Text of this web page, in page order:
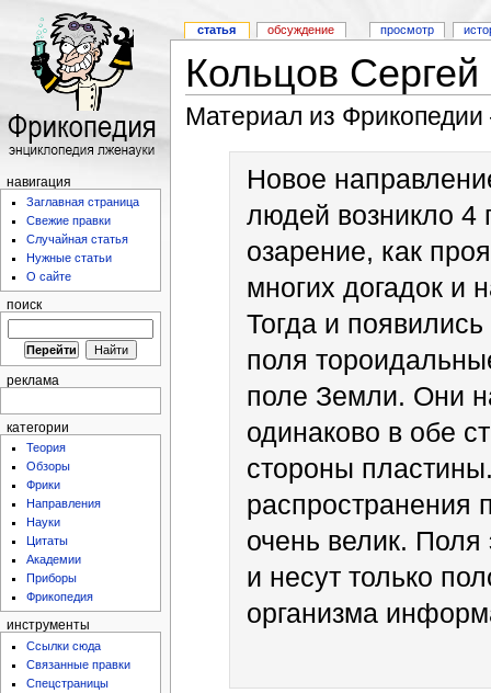
статья обсуждение просмотр
навигация
Заглавная страница
Свежие правки
Случайная статья
Нужные статьи
О сайте
поиск
реклама
категории
Теория
Обзоры
Фрики
Направления
Науки
Цитаты
Академии
Приборы
Фрикопедия
инструменты
Ссылки сюда
Связанные правки
Спецстраницы
Кольцов
Материал из
Новое
людей возникло 4
озарение, как
многих догадок и
Тогда и
поля
поле Земли. Они
одинаково в обе
стороны
распространения
очень велик. Поля
и несут только
организма